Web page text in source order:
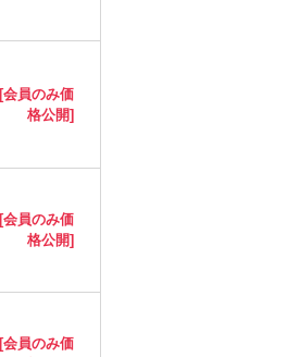
[会員のみ価
格公開]
[会員のみ価
格公開]
[会員のみ価